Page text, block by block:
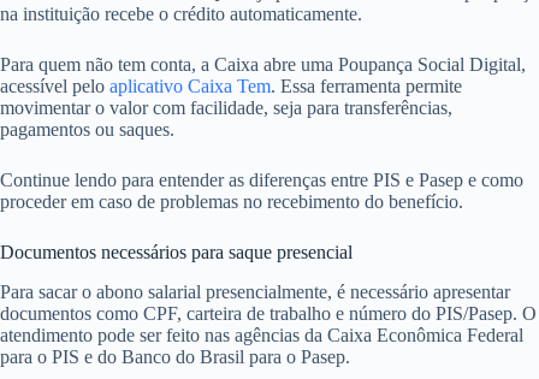
na instituição recebe o crédito automaticamente.
Para quem não tem conta, a Caixa abre uma Poupança Social Digital,
acessível pelo aplicativo Caixa Tem. Essa ferramenta permite
movimentar o valor com facilidade, seja para transferências,
pagamentos ou saques.
Continue lendo para entender as diferenças entre PIS e Pasep e como
proceder em caso de problemas no recebimento do benefício.
Documentos necessários para saque presencial
Para sacar o abono salarial presencialmente, é necessário apresentar
documentos como CPF, carteira de trabalho e número do PIS/Pasep. O
atendimento pode ser feito nas agências da Caixa Econômica Federal
para o PIS e do Banco do Brasil para o Pasep.